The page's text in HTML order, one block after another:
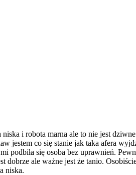
i robota marna ale to nie jest
jestem co się stanie jak taka afera
podbiła się osoba bez uprawnień.
ale ważne jest że tanio.
niska.